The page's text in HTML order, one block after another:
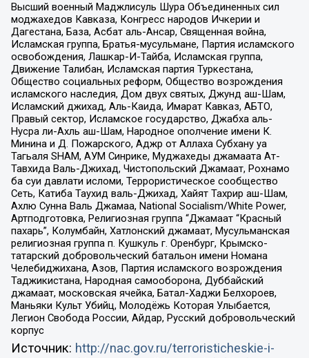
Высший военный Маджлисуль Шура Объединенных сил
моджахедов Кавказа, Конгресс народов Ичкерии и
Дагестана, База, Асбат аль-Ансар, Священная война,
Исламская группа, Братья-мусульмане, Партия исламского
освобождения, Лашкар-И-Тайба, Исламская группа,
Движение Талибан, Исламская партия Туркестана,
Общество социальных реформ, Общество возрождения
исламского наследия, Дом двух святых, Джунд аш-Шам,
Исламский джихад, Аль-Каида, Имарат Кавказ, АБТО,
Правый сектор, Исламское государство, Джабха аль-
Нусра ли-Ахль аш-Шам, Народное ополчение имени К.
Минина и Д. Пожарского, Аджр от Аллаха Субхану уа
Тагьаля SHAM, АУМ Синрике, Муджахеды джамаата Ат-
Тавхида Валь-Джихад, Чистопольский Джамаат, Рохнамо
ба суи давлати исломи, Террористическое сообщество
Сеть, Катиба Таухид валь-Джихад, Хайят Тахрир аш-Шам,
Ахлю Сунна Валь Джамаа, National Socialism/White Power,
Артподготовка, Религиозная группа “Джамаат “Красный
пахарь”, Колумбайн, Хатлонский джамаат, Мусульманская
религиозная группа п. Кушкуль г. Оренбург, Крымско-
татарский добровольческий батальон имени Номана
Челебиджихана, Азов, Партия исламского возрождения
Таджикистана, Народная самооборона, Дуббайский
джамаат, московская ячейка, Батал-Хаджи Белхороев,
Маньяки Культ Убийц, Молодёжь Которая Улыбается,
Легион Свобода России, Айдар, Русский добровольческий
корпус
Источник: http://nac.gov.ru/terroristicheskie-i-